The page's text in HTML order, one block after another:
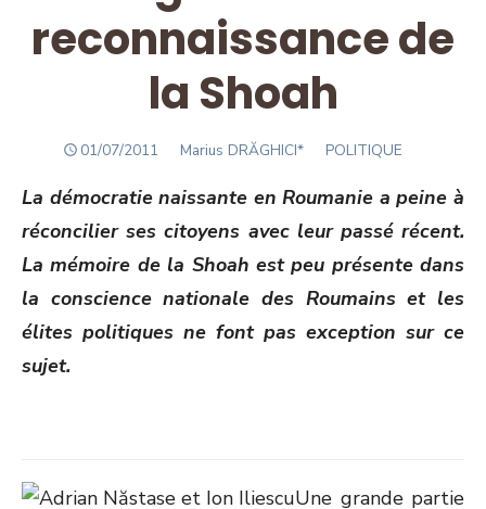
reconnaissance de
la Shoah
POSTED
01/07/2011 Author
Marius DRĂGHICI* POLITIQUE
La démocratie naissante en Roumanie a peine à
réconcilier ses citoyens avec leur passé récent.
La mémoire de la Shoah est peu présente dans
la conscience nationale des Roumains et les
élites politiques ne font pas exception sur ce
sujet.
Une grande partie